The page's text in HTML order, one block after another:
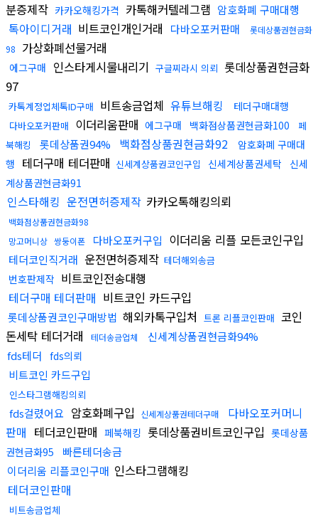
분증제작 카카오해킹가격 카톡해커텔레그램 암호화폐 구매대행
톡아이디거래 비트코인개인거래 다바오포커판매
롯데상품권현금화
98
가상화폐선물거래
에그구매 인스타게시물내리기 구글찌라시 의뢰 롯데상품권현금화
97
카톡계정업체톡ID구매 비트송금업체 유튜브해킹 테더구매대행
다바오포커판매 이더리움판매 에그구매 백화점상품권현금화100
페
북해킹
롯데상품권94% 백화점상품권현금화92
암호화폐 구매대
행 테더구매 테더판매 신세계상품권코인구입 신세계상품권세탁
신세
계상품권현금화91
인스타해킹 운전면허증제작 카카오톡해킹의뢰
백화점상품권현금화98
망고머니상 쌍둥이폰 다바오포커구입 이더리움 리플 모든코인구입
테더코인직거래 운전면허증제작 테더해외송금
번호판제작 비트코인전송대행
테더구매 테더판매 비트코인 카드구입
롯데상품권코인구매방법 해외카톡구입처 트론 리플코인판매 코인
돈세탁 테더거래
테더송금업체
신세계상품권현금화94%
fds테더 fds의뢰
비트코인 카드구입
인스타그램해킹의뢰
fds걸렸어요 암호화폐구입 신세계상품권테더구매
다바오포커머니
판매 테더코인판매 페북해킹 롯데상품권비트코인구입 롯데상품
권현금화95
빠른테더송금
이더리움 리플코인구매 인스타그램해킹
테더코인판매
비트송금업체